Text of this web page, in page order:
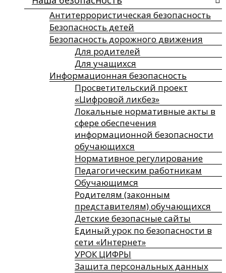
Антитеррористическая безопасность
Безопасность детей
Безопасность дорожного движения
Для родителей
Для учащихся
Информационная безопасность
Просветительский проект
«Цифровой ликбез»
Локальные нормативные акты в
сфере обеспечения
информационной безопасности
обучающихся
Нормативное регулирование
Педагогическим работникам
Обучающимся
Родителям (законным
представителям) обучающихся
Детские безопасные сайты
Единый урок по безопасности в
сети «Интернет»
УРОК ЦИФРЫ
Защита персональных данных